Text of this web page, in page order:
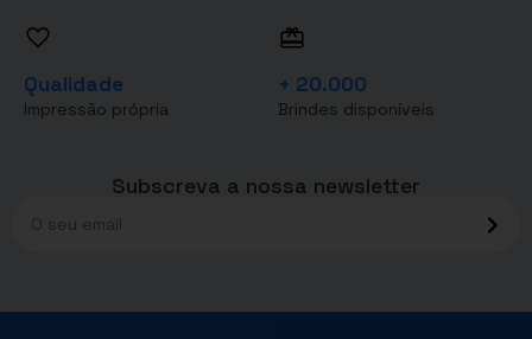
Qualidade
Impressão própria
+ 20.000
Brindes disponíveis
Subscreva a nossa newsletter